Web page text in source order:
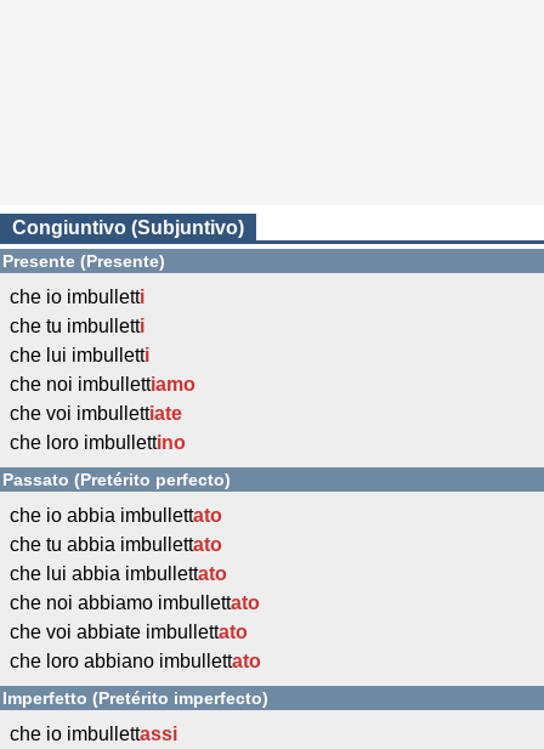
Congiuntivo (Subjuntivo)
Presente (Presente)
che io imbulletti
che tu imbulletti
che lui imbulletti
che noi imbullettiamo
che voi imbullettiate
che loro imbullettino
Passato (Pretérito perfecto)
che io abbia imbullettato
che tu abbia imbullettato
che lui abbia imbullettato
che noi abbiamo imbullettato
che voi abbiate imbullettato
che loro abbiano imbullettato
Imperfetto (Pretérito imperfecto)
che io imbullettassi